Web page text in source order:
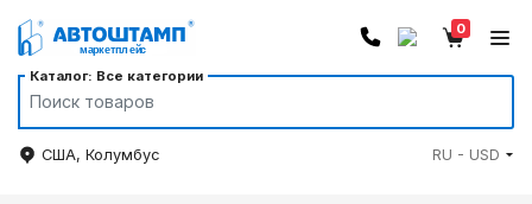
Каталог: Все категории
0
США, Колумбус RU - USD